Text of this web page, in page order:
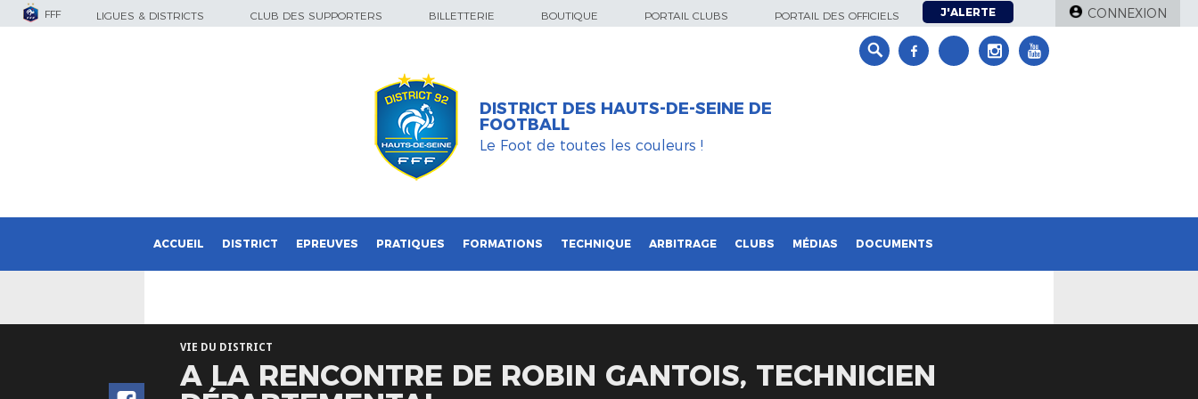
FFF LIGUES & DISTRICTS CLUB DES SUPPORTERS BILLETTERIE BOUTIQUE PORTAIL CLUBS PORTAIL DES OFFICIELS J'ALERTE CONNEXION
DISTRICT DES HAUTS-DE-SEINE DE
FOOTBALL
Le Foot de toutes les couleurs !
ACCUEIL DISTRICT EPREUVES PRATIQUES FORMATIONS TECHNIQUE ARBITRAGE CLUBS MÉDIAS DOCUMENTS
VIE DU DISTRICT
A LA RENCONTRE DE ROBIN GANTOIS, TECHNICIEN